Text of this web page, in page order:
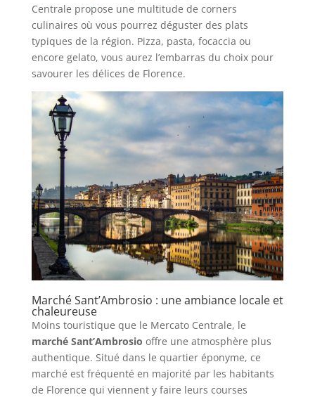
Centrale propose une multitude de corners
culinaires où vous pourrez déguster des plats
typiques de la région. Pizza, pasta, focaccia ou
encore gelato, vous aurez l’embarras du choix pour
savourer les délices de Florence.
Marché Sant’Ambrosio : une ambiance locale et
chaleureuse
Moins touristique que le Mercato Centrale, le
marché Sant’Ambrosio offre une atmosphère plus
authentique. Situé dans le quartier éponyme, ce
marché est fréquenté en majorité par les habitants
de Florence qui viennent y faire leurs courses